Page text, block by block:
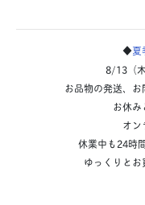
◆夏
8/13（
お品物の発送、
お休み
オン
休業中も24時
ゆっくりと